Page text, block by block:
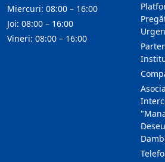
Miercuri: 08:00 – 16:00
Joi: 08:00 – 16:00
Vineri: 08:00 – 16:00